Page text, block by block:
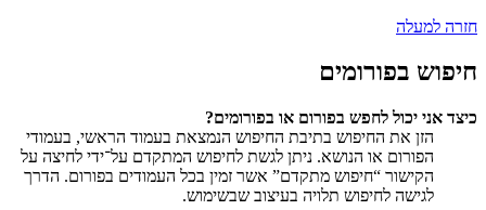
חזרה למעלה
חיפוש בפורומים
כיצד אני יכול לחפש בפורום או בפורומים?
הזן את החיפוש בתיבת החיפוש הנמצאת בעמוד הראשי, בעמודי
הפורום או הנושא. ניתן לגשת לחיפוש המתקדם על־ידי לחיצה על
הקישור “חיפוש מתקדם” אשר זמין בכל העמודים בפורום. הדרך
לגישה לחיפוש תלויה בעיצוב שבשימוש.